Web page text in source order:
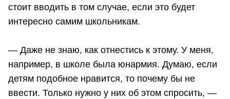
стоит вводить в том случае, если это будет
интересно самим школьникам.
— Даже не знаю, как отнестись к этому. У меня,
например, в школе была юнармия. Думаю, если
детям подобное нравится, то почему бы не
ввести. Только нужно у них об этом спросить, —